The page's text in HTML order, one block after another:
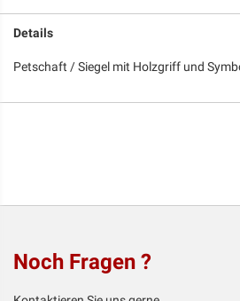
Details
Petschaft / Siegel mit Holzgriff und
Noch Fragen ?